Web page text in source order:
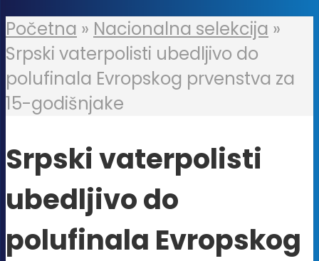
Početna » Nacionalna selekcija »
Srpski vaterpolisti ubedljivo do
polufinala Evropskog prvenstva za
15-godišnjake
Srpski vaterpolisti
ubedljivo do
polufinala Evropskog